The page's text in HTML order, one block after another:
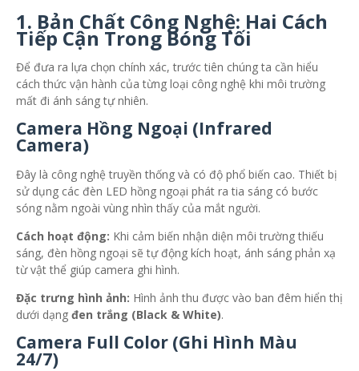
1. Bản Chất Công Nghệ: Hai Cách
Tiếp Cận Trong Bóng Tối
Để đưa ra lựa chọn chính xác, trước tiên chúng ta cần hiểu
cách thức vận hành của từng loại công nghệ khi môi trường
mất đi ánh sáng tự nhiên.
Camera Hồng Ngoại (Infrared
Camera)
Đây là công nghệ truyền thống và có độ phổ biến cao. Thiết bị
sử dụng các đèn LED hồng ngoại phát ra tia sáng có bước
sóng nằm ngoài vùng nhìn thấy của mắt người.
Cách hoạt động: Khi cảm biến nhận diện môi trường thiếu
sáng, đèn hồng ngoại sẽ tự động kích hoạt, ánh sáng phản xạ
từ vật thể giúp camera ghi hình.
Đặc trưng hình ảnh: Hình ảnh thu được vào ban đêm hiển thị
dưới dạng đen trắng (Black & White).
Camera Full Color (Ghi Hình Màu
24/7)